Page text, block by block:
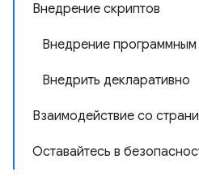
Внедрение скриптов
Внедрение
Внедрить декларативно
Взаимодействие со
Оставайтесь в